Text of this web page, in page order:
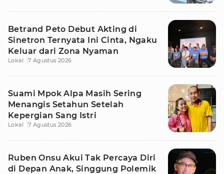
Betrand Peto Debut Akting di
Sinetron Ternyata Ini Cinta, Ngaku
Keluar dari Zona Nyaman
Lokal 7 Agustus 2026
Suami Mpok Alpa Masih Sering
Menangis Setahun Setelah
Kepergian Sang Istri
Lokal 7 Agustus 2026
Ruben Onsu Akui Tak Percaya Diri
di Depan Anak, Singgung Polemik